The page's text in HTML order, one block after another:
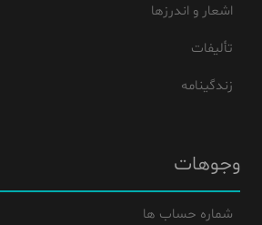
اشعار و اندرزها
تألیفات
زندگینامه
وجوهات
شماره حساب ها